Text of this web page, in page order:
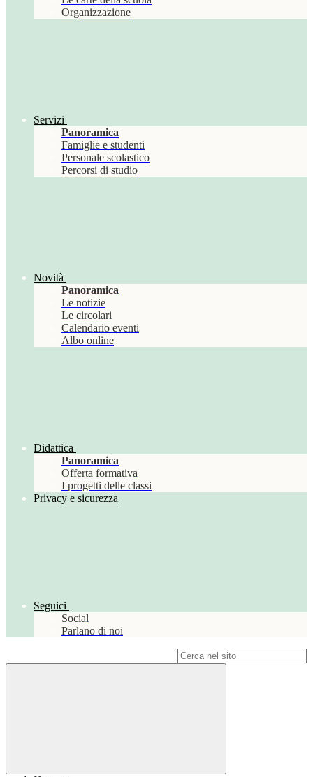
Organizzazione
Servizi
Panoramica
Famiglie e studenti
Personale scolastico
Percorsi di studio
Novità
Panoramica
Le notizie
Le circolari
Calendario eventi
Albo online
Didattica
Panoramica
Offerta formativa
I progetti delle classi
Privacy e sicurezza
Seguici
Social
Parlano di noi